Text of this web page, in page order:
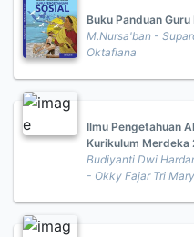
Buku Panduan
M.Nursa'ban -
Oktafiana
Ilmu Pengetahuan
Kurikulum Merdeka
Budiyanti Dwi
- Okky Fajar Tri